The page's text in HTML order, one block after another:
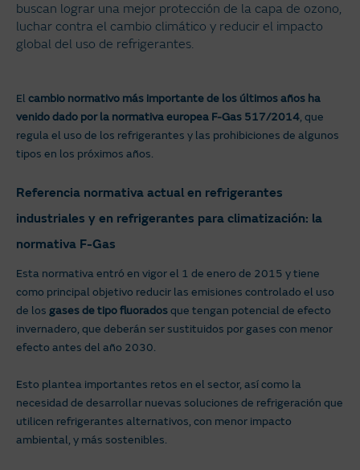
buscan lograr una mejor protección de la capa de ozono,
luchar contra el cambio climático y reducir el impacto
global del uso de refrigerantes.
El cambio normativo más importante de los últimos años ha
venido dado por la normativa europea F-Gas 517/2014, que
regula el uso de los refrigerantes y las prohibiciones de algunos
tipos en los próximos años.
Referencia normativa actual en refrigerantes
industriales y en refrigerantes para climatización: la
normativa F-Gas
Esta normativa entró en vigor el 1 de enero de 2015 y tiene
como principal objetivo reducir las emisiones controlado el uso
de los gases de tipo fluoradosque tengan potencial de efecto
invernadero, que deberán ser sustituidos por gases con menor
efecto antes del año 2030.
Esto plantea importantes retos en el sector, así como la
necesidad de desarrollar nuevas soluciones de refrigeración que
utilicen refrigerantes alternativos, con menor impacto
ambiental, y más sostenibles.